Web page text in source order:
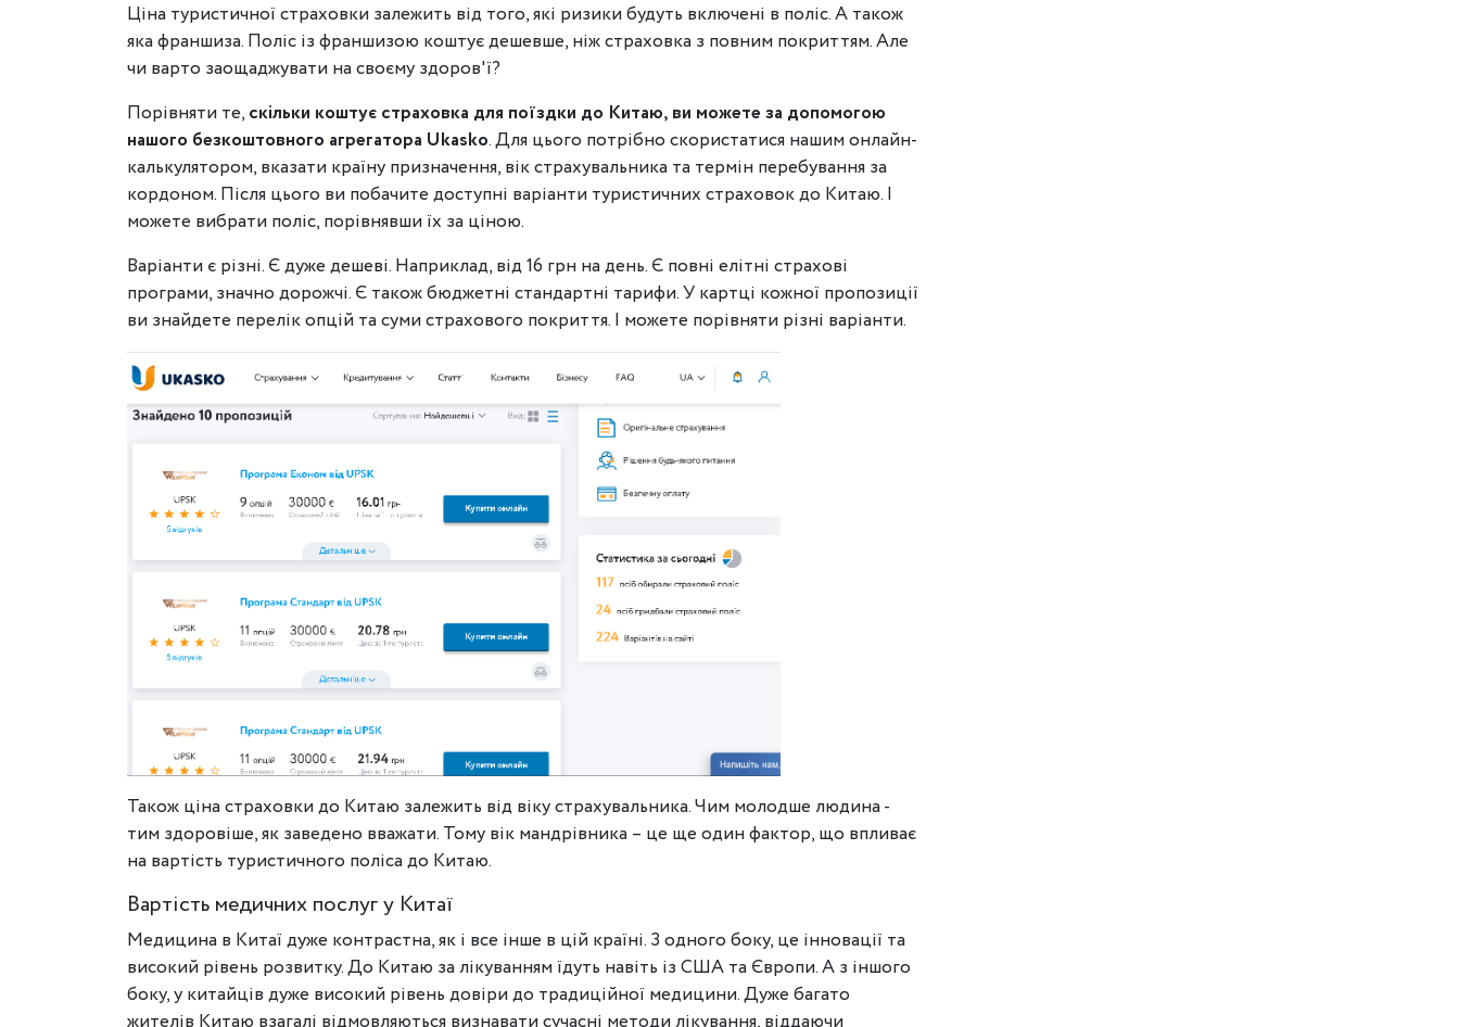
Ціна туристичної страховки залежить від того, які ризики будуть включені в поліс. А також
яка франшиза. Поліс із франшизою коштує дешевше, ніж страховка з повним покриттям. Але
чи варто заощаджувати на своєму здоров'ї?
Порівняти те, скільки коштує страховка для поїздки до Китаю, ви можете за допомогою
нашого безкоштовного агрегатора Ukasko. Для цього потрібно скористатися нашим онлайн-
калькулятором, вказати країну призначення, вік страхувальника та термін перебування за
кордоном. Після цього ви побачите доступні варіанти туристичних страховок до Китаю. І
можете вибрати поліс, порівнявши їх за ціною.
Варіанти є різні. Є дуже дешеві. Наприклад, від 16 грн на день. Є повні елітні страхові
програми, значно дорожчі. Є також бюджетні стандартні тарифи. У картці кожної пропозиції
ви знайдете перелік опцій та суми страхового покриття. І можете порівняти різні варіанти.
Також ціна страховки до Китаю залежить від віку страхувальника. Чим молодше людина -
тим здоровіше, як заведено вважати. Тому вік мандрівника – це ще один фактор, що впливає
на вартість туристичного поліса до Китаю.
Вартість медичних послуг у Китаї
Медицина в Китаї дуже контрастна, як і все інше в цій країні. З одного боку, це інновації та
високий рівень розвитку. До Китаю за лікуванням їдуть навіть із США та Європи. А з іншого
боку, у китайців дуже високий рівень довіри до традиційної медицини. Дуже багато